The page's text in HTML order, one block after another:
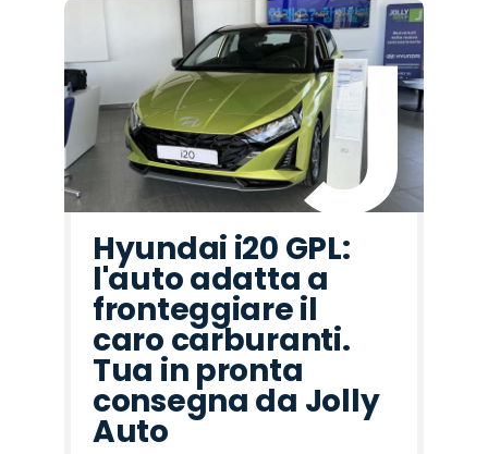
Hyundai i20 GPL:
l'auto adatta a
fronteggiare il
caro carburanti.
Tua in pronta
consegna da Jolly
Auto